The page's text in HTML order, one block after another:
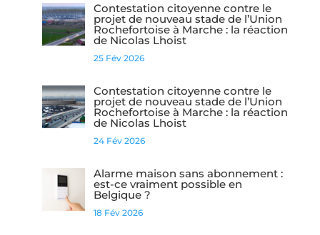
Contestation citoyenne contre le
projet de nouveau stade de l’Union
Rochefortoise à Marche : la réaction
de Nicolas Lhoist
25 Fév 2026
Contestation citoyenne contre le
projet de nouveau stade de l’Union
Rochefortoise à Marche : la réaction
de Nicolas Lhoist
24 Fév 2026
Alarme maison sans abonnement :
est-ce vraiment possible en
Belgique ?
18 Fév 2026